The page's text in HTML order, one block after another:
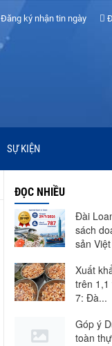
Đăng ký nhận tin ngày
SỰ KIỆN
ĐỌC NHIỀU
Đài
sách
sản
Xuất
trên 1,1
7: Đà...
Góp ý
toàn